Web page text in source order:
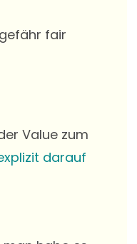
fair
Value zum
darauf